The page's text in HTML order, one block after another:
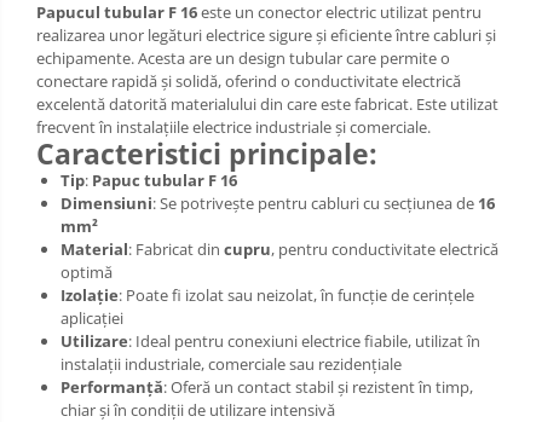
Papucul tubular F 16este un conector electric utilizat pentru
realizarea unor legături electrice sigure și eficiente între cabluri și
echipamente. Acesta are un design tubular care permite o
conectare rapidă și solidă, oferind o conductivitate electrică
excelentă datorită materialului din care este fabricat. Este utilizat
frecvent în instalațiile electrice industriale și comerciale.
Caracteristici principale:
Tip: Papuc tubular F 16
Dimensiuni: Se potrivește pentru cabluri cu secțiunea de 16
mm²
Material: Fabricat din cupru, pentru conductivitate electrică
optimă
Izolație: Poate fi izolat sau neizolat, în funcție de cerințele
aplicației
Utilizare: Ideal pentru conexiuni electrice fiabile, utilizat în
instalații industriale, comerciale sau rezidențiale
Performanță: Oferă un contact stabil și rezistent în timp,
chiar și în condiții de utilizare intensivă